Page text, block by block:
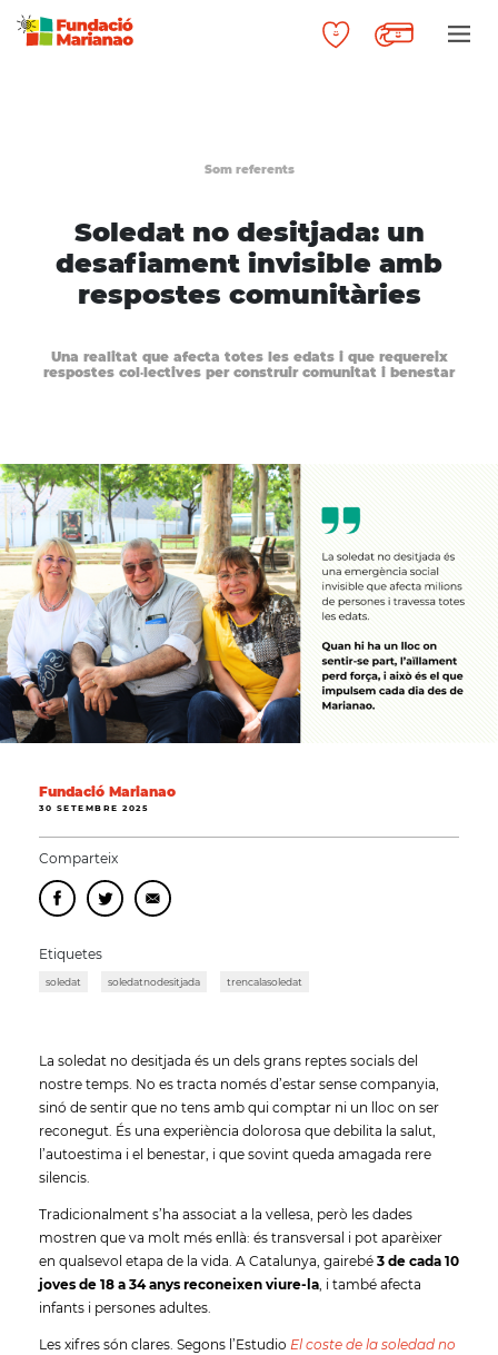
Som referents
Soledat no desitjada: un
desafiament invisible amb
respostes comunitàries
Una realitat que afecta totes les edats i que requereix
respostes col·lectives per construir comunitat i benestar
Fundació Marianao
30 SETEMBRE 2025
Comparteix
Etiquetes
soledat soledatnodesitjada trencalasoledat
La soledat no desitjada és un dels grans reptes socials del
nostre temps. No es tracta només d’estar sense companyia,
sinó de sentir que no tens amb qui comptar ni un lloc on ser
reconegut. És una experiència dolorosa que debilita la salut,
l’autoestima i el benestar, i que sovint queda amagada rere
silencis.
Tradicionalment s’ha associat a la vellesa, però les dades
mostren que va molt més enllà: és transversal i pot aparèixer
en qualsevol etapa de la vida. A Catalunya, gairebé 3 de cada 10
joves de 18 a 34 anys reconeixen viure-la, i també afecta
infants i persones adultes.
Les xifres són clares. Segons l’Estudio El coste de la soledad no